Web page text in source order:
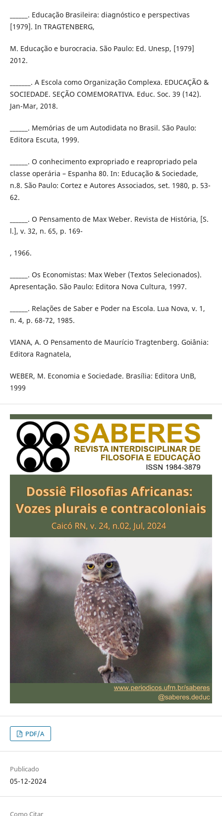
______. Educação Brasileira: diagnóstico e perspectivas
[1979]. In TRAGTENBERG,
M. Educação e burocracia. São Paulo: Ed. Unesp, [1979]
2012.
_______. A Escola como Organização Complexa. EDUCAÇÃO &
SOCIEDADE. SEÇÃO COMEMORATIVA. Educ. Soc. 39 (142).
Jan-Mar, 2018.
______. Memórias de um Autodidata no Brasil. São Paulo:
Editora Escuta, 1999.
______. O conhecimento expropriado e reapropriado pela
classe operária – Espanha 80. In: Educação & Sociedade,
n.8. São Paulo: Cortez e Autores Associados, set. 1980, p. 53-
62.
______. O Pensamento de Max Weber. Revista de História, [S.
l.], v. 32, n. 65, p. 169-
, 1966.
______. Os Economistas: Max Weber (Textos Selecionados).
Apresentação. São Paulo: Editora Nova Cultura, 1997.
______. Relações de Saber e Poder na Escola. Lua Nova, v. 1,
n. 4, p. 68-72, 1985.
VIANA, A. O Pensamento de Maurício Tragtenberg. Goiânia:
Editora Ragnatela,
WEBER, M. Economia e Sociedade. Brasília: Editora UnB,
1999
PDF/A
Publicado
05-12-2024
Como Citar